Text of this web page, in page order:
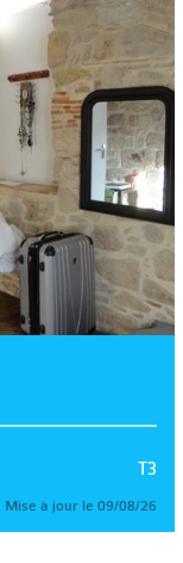
T3
Mise à jour le 09/08/26